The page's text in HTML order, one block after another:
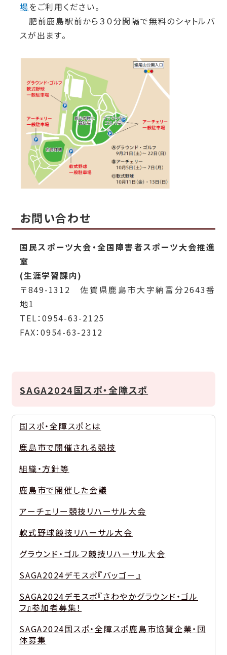
場をご利用ください。
肥前鹿島駅前から３０分間隔で無料のシャトルバ
スが出ます。
お問い合わせ
国民スポーツ大会・全国障害者スポーツ大会推進
室
(生涯学習課内)
〒849-1312 佐賀県鹿島市大字納富分2643番
地1
TEL：0954-63-2125
FAX：0954-63-2312
SAGA2024国スポ・全障スポ
国スポ・全障スポとは
鹿島市で開催される競技
組織・方針等
鹿島市で開催した会議
アーチェリー競技リハーサル大会
軟式野球競技リハーサル大会
グラウンド・ゴルフ競技リハーサル大会
SAGA2024デモスポ『バッゴー』
SAGA2024デモスポ『さわやかグラウンド・ゴル
フ』参加者募集！
SAGA2024国スポ・全障スポ鹿島市協賛企業・団
体募集